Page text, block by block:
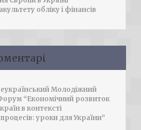
обліку і фінансів
Молодіжний
“Економічний розвиток
в контексті
уроки для України”